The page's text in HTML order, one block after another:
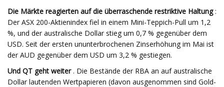
Die Märkte reagierten auf die überraschende restriktive Haltung:
Der ASX 200-Aktienindex fiel in einem Mini-Teppich-Pull um 1,2
%, und der australische Dollar stieg um 0,7 % gegenüber dem
USD. Seit der ersten ununterbrochenen Zinserhöhung im Mai ist
der AUD gegenüber dem USD um 3,2 % gestiegen.
Und QT geht weiter. Die Bestände der RBA an auf australische
Dollar lautenden Wertpapieren (davon ausgenommen sind Gold-